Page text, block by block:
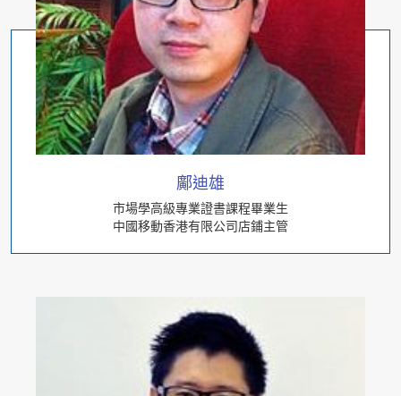
鄺迪雄
市場學高級專業證書課程畢業生
中國移動香港有限公司店鋪主管